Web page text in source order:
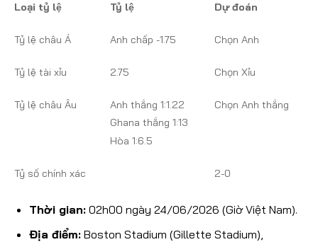
Loại tỷ lệ Tỷ lệ Dự đoán
Tỷ lệ châu Á Anh chấp -1.75 Chọn Anh
Tỷ lệ tài xỉu 2.75 Chọn Xỉu
Tỷ lệ châu Âu
Anh thắng 1:1.22
Ghana thắng 1:13
Hòa 1:6.5
Chọn Anh thắng
Tỷ số chính xác 2-0
Thời gian:02h00 ngày 24/06/2026 (Giờ Việt Nam).
Địa điểm:Boston Stadium (Gillette Stadium),